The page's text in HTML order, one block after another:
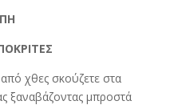
χθες σκούζετε στα
ξαναβάζοντας μπροστά